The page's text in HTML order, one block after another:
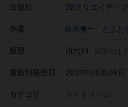
SBクリエイティ
鈴木竜一 とよた
四六判
2021年05月08日
ライトノベル